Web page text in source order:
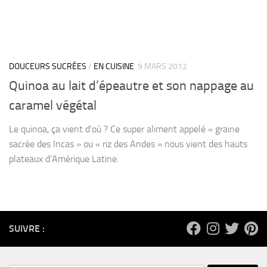
DOUCEURS SUCRÉES / EN CUISINE 9 MARS 2012
Quinoa au lait d’épeautre et son nappage au
caramel végétal
Le quinoa, ça vient d’où ? Ce super aliment appelé « graine
sacrée des Incas » ou « riz des Andes » nous vient des hauts
plateaux d’Amérique Latine.
SUIVRE :